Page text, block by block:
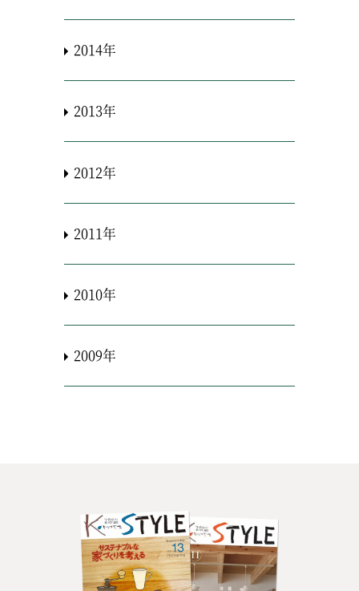
2014年
2013年
2012年
2011年
2010年
2009年